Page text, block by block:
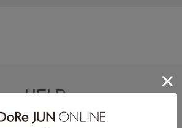
HELP
何かお困りですか？